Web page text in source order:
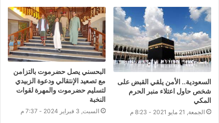
السعودية.. الأمن يلقي القبض على
شخص حاول اعتلاء منبر الحرم
المكي
الجمعة, 21 مايو 2021 - 8:23 م
البحسني يصل حضرموت بالتزامن
مع تصعيد الإنتقالي ودعوة الزبيدي
لتسليم حضرموت والمهرة لقوات
النخبة
السبت, 3 فبراير 2024 - 7:37 م